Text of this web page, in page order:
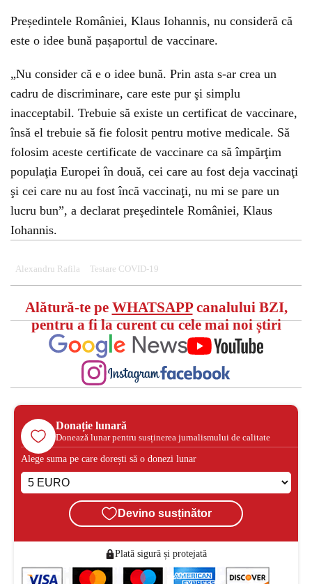
Președintele României, Klaus Iohannis, nu consideră că
este o idee bună pașaportul de vaccinare.
„Nu consider că e o idee bună. Prin asta s-ar crea un
cadru de discriminare, care este pur şi simplu
inacceptabil. Trebuie să existe un certificat de vaccinare,
însă el trebuie să fie folosit pentru motive medicale. Să
folosim aceste certificate de vaccinare ca să împărţim
populaţia Europei în două, cei care au fost deja vaccinaţi
şi cei care nu au fost încă vaccinaţi, nu mi se pare un
lucru bun”, a declarat preşedintele României, Klaus
Iohannis.
Alexandru Rafila Testare COVID-19
Alătură-te pe WHATSAPPcanalului BZI,
pentru a fi la curent cu cele mai noi știri
Donație lunară
Donează lunar pentru susținerea jurnalismului de calitate
Alege suma pe care dorești să o donezi lunar
Devino susținător
Plată sigură și protejată